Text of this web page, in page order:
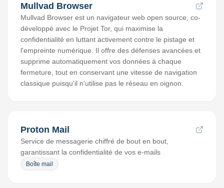
Mullvad Browser
Mullvad Browser est un navigateur web open source, co-
développé avec le Projet Tor, qui maximise la
confidentialité en luttant activement contre le pistage et
l'empreinte numérique. Il offre des défenses avancées et
supprime automatiquement vos données à chaque
fermeture, tout en conservant une vitesse de navigation
classique puisqu'il n'utilise pas le réseau en oignon.
Proton Mail
Service de messagerie chiffré de bout en bout,
garantissant la confidentialité de vos e-mails
Boîte mail